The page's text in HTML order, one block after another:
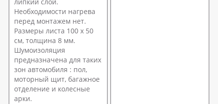
липкий слой.
Необходимости нагрева
перед монтажем нет.
Размеры листа 100 х 50
см, толщина 8 мм.
Шумоизоляция
предназначена для таких
зон автомобиля : пол,
моторный щит, багажное
отделение и колесные
арки.